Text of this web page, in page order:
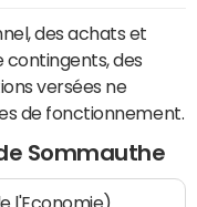
des achats et
contingents, des
versées ne
de fonctionnement.
Sommauthe